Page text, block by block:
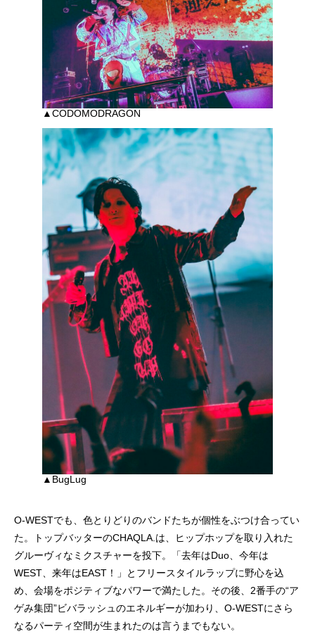
▲CODOMODRAGON
▲BugLug
O-WESTでも、色とりどりのバンドたちが個性をぶつけ合ってい
た。トップバッターのCHAQLA.は、ヒップホップを取り入れた
グルーヴィなミクスチャーを投下。「去年はDuo、今年は
WEST、来年はEAST！」とフリースタイルラップに野心を込
め、会場をポジティブなパワーで満たした。その後、2番手の“ア
ゲみ集団”ビバラッシュのエネルギーが加わり、O-WESTにさら
なるパーティ空間が生まれたのは言うまでもない。